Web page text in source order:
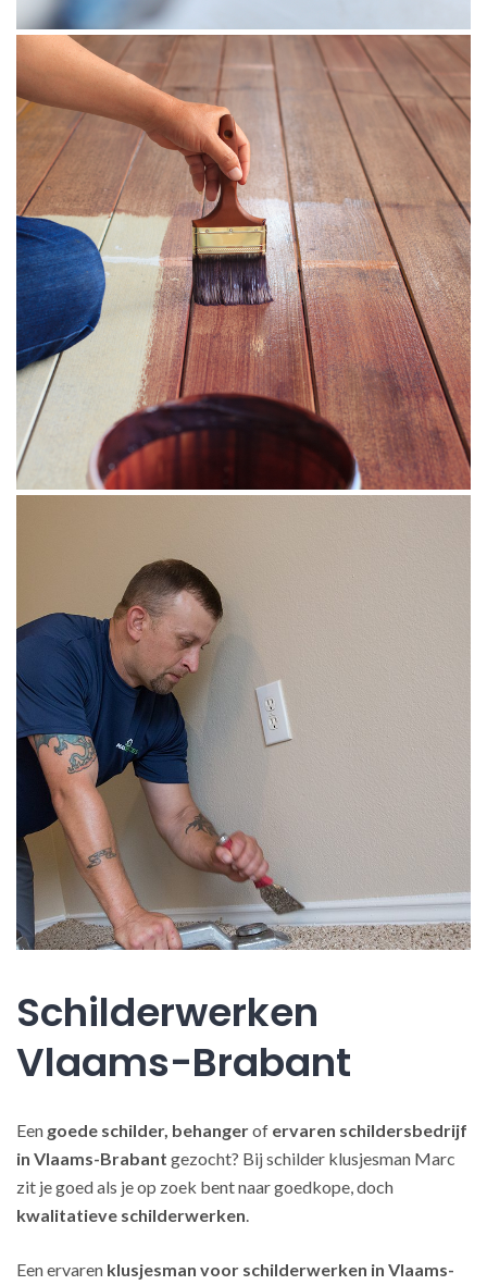
Schilderwerken
Vlaams-Brabant
Een goede schilder, behangerof ervaren schildersbedrijf
in Vlaams-Brabant gezocht? Bij schilder klusjesman Marc
zit je goed als je op zoek bent naar goedkope, doch
kwalitatieve schilderwerken.
Een ervaren klusjesman voor schilderwerken in Vlaams-